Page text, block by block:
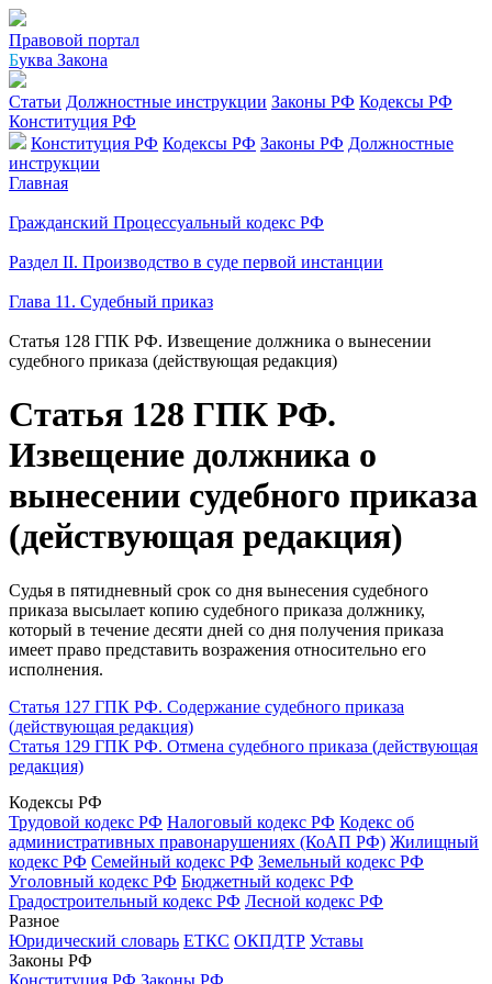
Правовой портал
Буква Закона
Статьи Должностные инструкции Законы РФ Кодексы РФ
Конституция РФ
Конституция РФ Кодексы РФ Законы РФ Должностные
инструкции
Главная
Гражданский Процессуальный кодекс РФ
Раздел II. Производство в суде первой инстанции
Глава 11. Судебный приказ
Статья 128 ГПК РФ. Извещение должника о вынесении
судебного приказа (действующая редакция)
Статья 128 ГПК РФ.
Извещение должника о
вынесении судебного приказа
(действующая редакция)
Судья в пятидневный срок со дня вынесения судебного
приказа высылает копию судебного приказа должнику,
который в течение десяти дней со дня получения приказа
имеет право представить возражения относительно его
исполнения.
Статья 127 ГПК РФ. Содержание судебного приказа
(действующая редакция)
Статья 129 ГПК РФ. Отмена судебного приказа (действующая
редакция)
Кодексы РФ
Трудовой кодекс РФ Налоговый кодекс РФ Кодекс об
административных правонарушениях (КоАП РФ) Жилищный
кодекс РФ Семейный кодекс РФ Земельный кодекс РФ
Уголовный кодекс РФ Бюджетный кодекс РФ
Градостроительный кодекс РФ Лесной кодекс РФ
Разное
Юридический словарь ЕТКС ОКПДТР Уставы
Законы РФ
Конституция РФ Законы РФ